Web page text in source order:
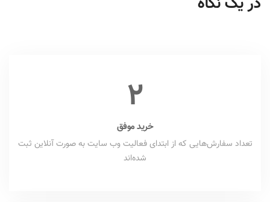
2
خرید موفق
تعداد سفارش‌هایی که از ابتدای فعالیت وب سایت به صورت آنلاین ثبت
شده‌اند